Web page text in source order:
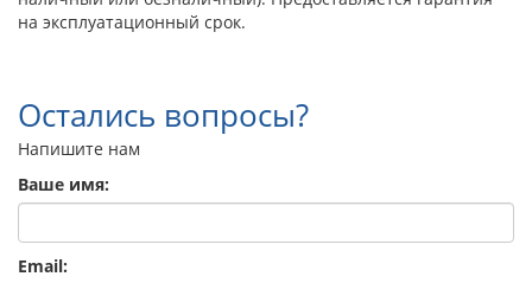
на эксплуатационный срок.
Остались вопросы?
Напишите нам
Ваше имя:
Email: